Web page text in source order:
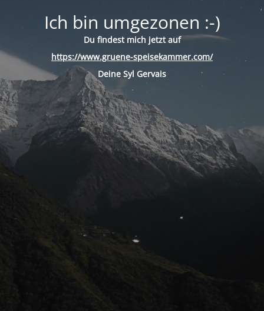
Ich bin umgezonen :-)
Du findest mich jetzt auf
https://www.gruene-speisekammer.com/
Deine Syl Gervais